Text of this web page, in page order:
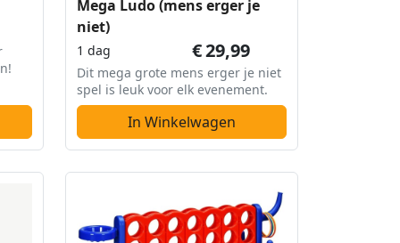
Mega Ludo (mens erger je
niet)
1 dag €29,99
Dit mega grote mens erger je niet
spel is leuk voor elk evenement.
In Winkelwagen